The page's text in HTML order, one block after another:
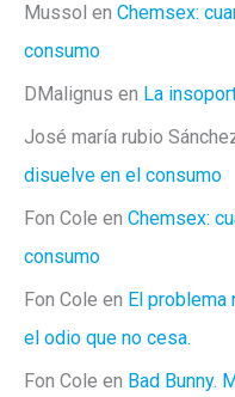
Mussol en Chemsex:
consumo
DMalignus en La
José maría rubio
disuelve en el consumo
Fon Cole en Chemsex:
consumo
Fon Cole en El problema
el odio que no cesa.
Fon Cole en Bad Bunny.